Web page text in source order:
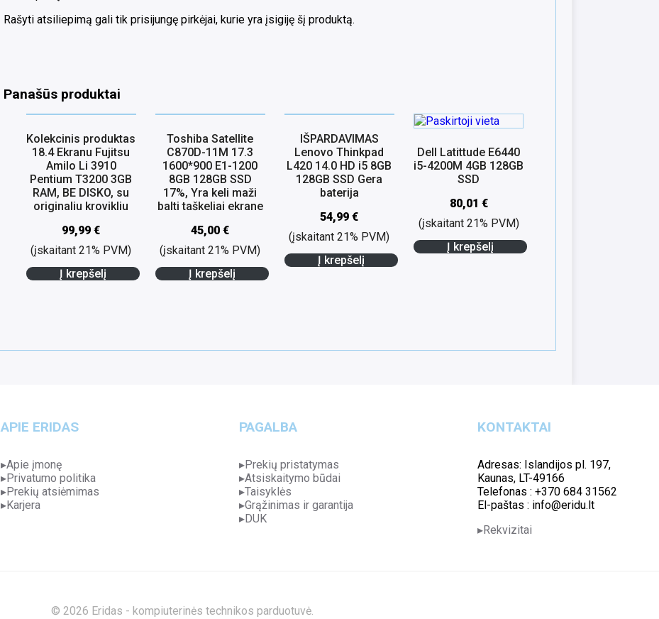
Rašyti atsiliepimą gali tik prisijungę pirkėjai, kurie yra įsigiję šį produktą.
Panašūs produktai
Kolekcinis produktas
18.4 Ekranu Fujitsu
Amilo Li 3910
Pentium T3200 3GB
RAM, BE DISKO, su
originaliu krovikliu
99,99€
(įskaitant 21% PVM)
Į krepšelį
Toshiba Satellite
C870D-11M 17.3
1600*900 E1-1200
8GB 128GB SSD
17%, Yra keli maži
balti taškeliai ekrane
45,00€
(įskaitant 21% PVM)
Į krepšelį
IŠPARDAVIMAS
Lenovo Thinkpad
L420 14.0 HD i5 8GB
128GB SSD Gera
baterija
54,99€
(įskaitant 21% PVM)
Į krepšelį
Dell Latittude E6440
i5-4200M 4GB 128GB
SSD
80,01 €
(įskaitant 21% PVM)
Į krepšelį
APIE ERIDAS
Apie įmonę
Privatumo politika
Prekių atsiėmimas
Karjera
PAGALBA
Prekių pristatymas
Atsiskaitymo būdai
Taisyklės
Grąžinimas ir garantija
DUK
KONTAKTAI
Adresas: Islandijos pl. 197,
Kaunas, LT-49166
Telefonas : +370 684 31562
El-paštas : info@eridu.lt
Rekvizitai
© 2026 Eridas - kompiuterinės technikos parduotuvė.